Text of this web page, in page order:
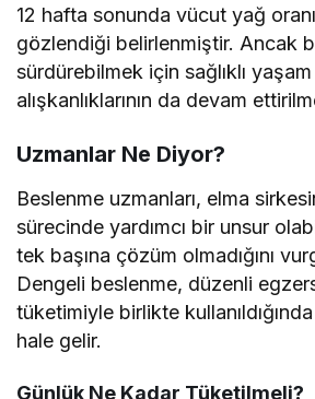
12 hafta sonunda vücut yağ
gözlendiği belirlenmiştir. Ancak
sürdürebilmek için sağlıklı yaşam
alışkanlıklarının da devam
Uzmanlar Ne Diyor?
Beslenme uzmanları, elma
sürecinde yardımcı bir unsur
tek başına çözüm olmadığını
Dengeli beslenme, düzenli
tüketimiyle birlikte
hale gelir.
Günlük Ne Kadar Tüketilmeli?